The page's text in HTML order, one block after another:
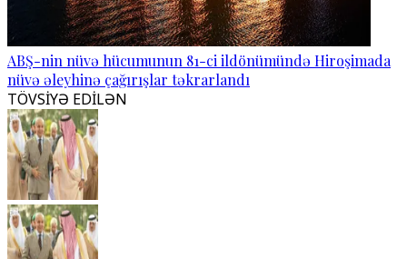
ABŞ-nin nüvə hücumunun 81-ci ildönümündə Hiroşimada
nüvə əleyhinə çağırışlar təkrarlandı
TÖVSİYƏ EDİLƏN